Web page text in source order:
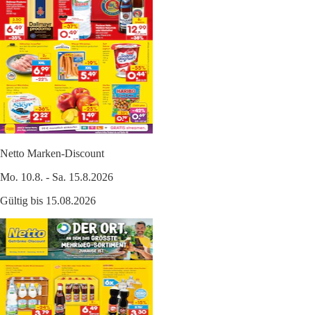
Netto Marken-Discount
Mo. 10.8. - Sa. 15.8.2026
Gültig bis 15.08.2026